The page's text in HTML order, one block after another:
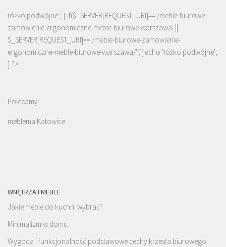
łóżko podwójne'; } if($_SERVER[REQUEST_URI]=='/meble-biurowe-
zamowienie-ergonomiczne-meble-biurowe-warszawa' ||
$_SERVER[REQUEST_URI]=='/meble-biurowe-zamowienie-
ergonomiczne-meble-biurowe-warszawa/' ){ echo 'łóżko podwójne';
} ?>
Polecamy:
meblema Katowice
WNĘTRZA I MEBLE
Jakie meble do kuchni wybrać?
Minimalizm w domu.
Wygoda i funkcjonalność podstawowe cechy krzesła biurowego